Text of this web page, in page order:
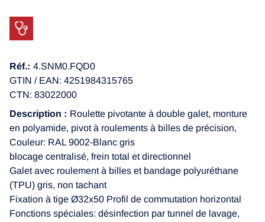
Réf.: 4.SNM0.FQD0
GTIN / EAN: 4251984315765
CTN: 83022000
Description : Roulette pivotante à double galet, monture
en polyamide, pivot à roulements à billes de précision,
Couleur: RAL 9002-Blanc gris
blocage centralisé, frein total et directionnel
Galet avec roulement à billes et bandage polyuréthane
(TPU) gris, non tachant
Fixation à tige Ø32x50 Profil de commutation horizontal
Fonctions spéciales: désinfection par tunnel de lavage,